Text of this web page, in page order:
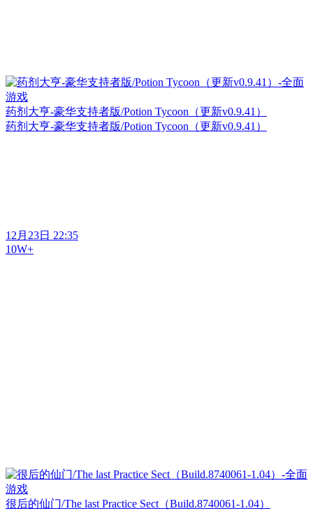
药剂大亨-豪华支持者版/Potion Tycoon（更新v0.9.41）
药剂大亨-豪华支持者版/Potion Tycoon（更新v0.9.41）
12月23日 22:35
10W+
很后的仙门/The last Practice Sect（Build.8740061-1.04）